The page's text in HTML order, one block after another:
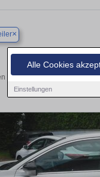
Alle Cookies
Einstellungen
×
Sie in Ottweiler einen DS